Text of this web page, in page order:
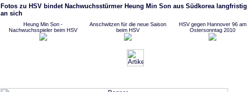
Fotos zu HSV bindet Nachwuchsstürmer Heung Min Son aus Südkorea langfristig
an sich
Heung Min Son -
Nachwuchsspieler beim HSV
Anschwitzen für die neue Saison
beim HSV
HSV gegen Hannover 96 am
Ostersonntag 2010